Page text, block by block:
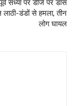
संध्या पर डीजे पर डांस
लाठी-डंडों से हमला, तीन
लोग घायल